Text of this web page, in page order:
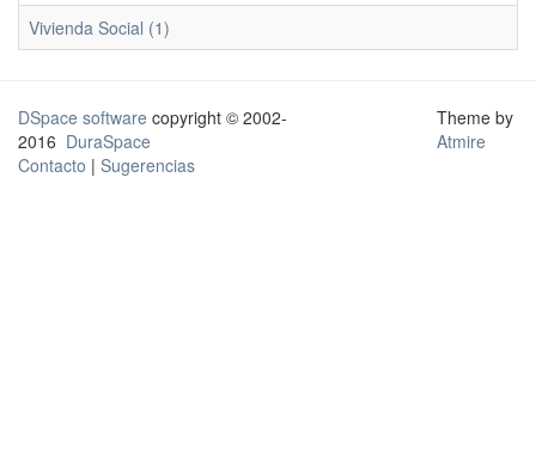
Vivienda Social (1)
DSpace software copyright © 2002-
2016 DuraSpace
Contacto | Sugerencias
Theme by
Atmire